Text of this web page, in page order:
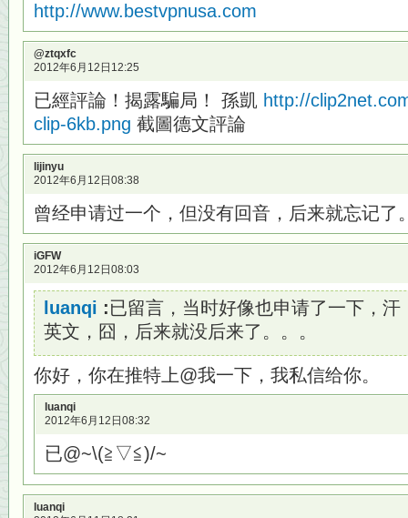
http://www.bestvpnusa.com
@ztqxfc
2012年6月12日12:25
已經評論！揭露騙局！ 孫凱 http://
clip-6kb.png 截圖德文評論
lijinyu
2012年6月12日08:38
曾经申请过一个，但没有回音，后来就忘记了
iGFW
2012年6月12日08:03
luanqi :已留言，当时好像也申请了一下，
英文，囧，后来就没后来了。。。
你好，你在推特上@我一下，我私信给你。
luanqi
2012年6月12日08:32
已@~\(≧▽≦)/~
luanqi